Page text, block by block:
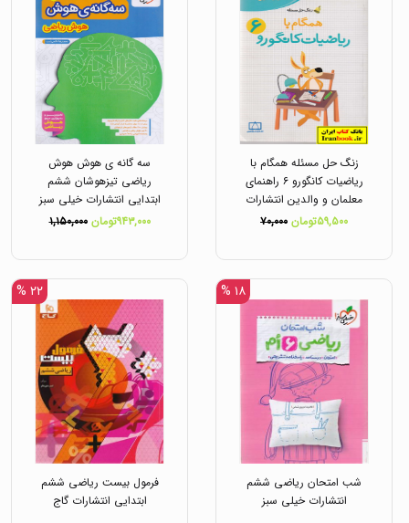
زنگ حل مسئله همگام با
ریاضیات کانگورو ۶ راهنمای
معلمان و والدین انتشارات
فاطمی۵۹,۵۰۰تومان ۷۰,۰۰۰
سه گانه ی هوش هوش
ریاضی تیزهوشان ششم
ابتدایی انتشارات خیلی سبز
۹۴۳,۰۰۰تومان
۱,۱۵۰,۰۰۰
۱۸ %
شب امتحان ریاضی ششم
انتشارات خیلی سبز
۲۲ %
فرمول بیست ریاضی ششم
ابتدایی انتشارات گاج